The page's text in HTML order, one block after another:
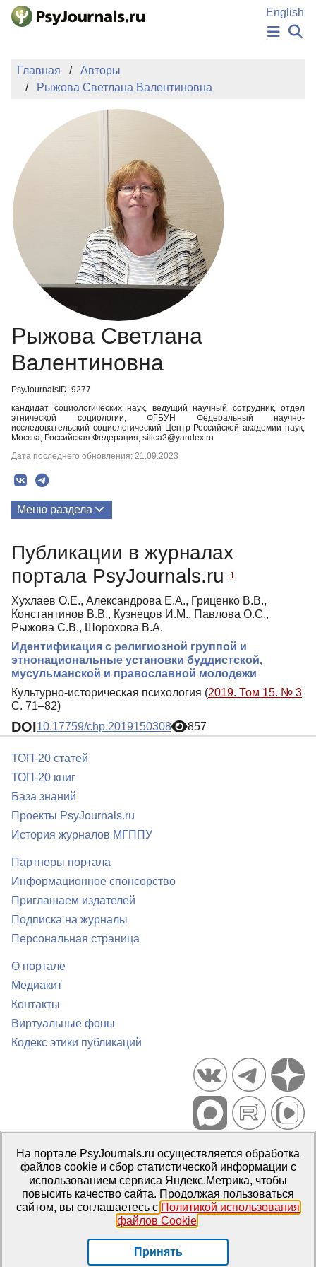
Перейти к основному содержанию
English
ИЗДАНИЯ
ПОДАТЬ РУКОПИСЬ
БАЗА ЗНАНИЙ
КЛЮЧЕВЫЕ СЛОВА
Главная
Авторы
Рыжова Светлана Валентиновна
Рыжова Светлана
Валентиновна
PsyJournalsID: 9277
кандидат социологических наук, ведущий научный сотрудник, отдел
этнической социологии, ФГБУН Федеральный научно-
исследовательский социологический Центр Российской академии наук,
Москва, Российская Федерация, silica2@yandex.ru
Дата последнего обновления: 21.09.2023
Меню раздела
Публикации в журналах
портала PsyJournals.ru
1
Хухлаев О.Е., Александрова Е.А., Гриценко В.В.,
Константинов В.В., Кузнецов И.М., Павлова О.С.,
Рыжова С.В., Шорохова В.А.
Идентификация с религиозной группой и
этнонациональные установки буддистской,
мусульманской и православной молодежи
Культурно-историческая психология (2019. Том 15. № 3
С. 71–82)
DOI10.17759/chp.2019150308 857
ТОП-20 статей
ТОП-20 книг
База знаний
Проекты PsyJournals.ru
История журналов МГППУ
Партнеры портала
Информационное спонсорство
Приглашаем издателей
Подписка на журналы
Персональная страница
О портале
Медиакит
Контакты
Виртуальные фоны
Кодекс этики публикаций
Портал психологических изданий PsyJournals.ru, 2007–2026
Правила использования материалов
Свидетельство регистрации СМИЭл № ФС77-66447 от 14 июля
2016 г.
Издатель: ФГБОУ ВО МГППУ
На портале PsyJournals.ru осуществляется обработка
файлов cookie и сбор статистической информации с
использованием сервиса Яндекс.Метрика, чтобы
повысить качество сайта. Продолжая пользоваться
сайтом, вы соглашаетесь с Политикой использования
файлов Cookie.
Принять